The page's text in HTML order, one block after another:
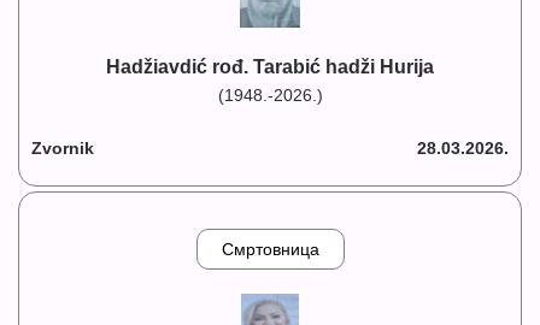
Hadžiavdić rođ. Tarabić hadži Hurija
(1948.-2026.)
Zvornik 28.03.2026.
Смртовница